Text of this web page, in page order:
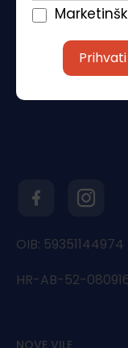
OIB: 59351144974
HR-AB-52-
NOVE VILE